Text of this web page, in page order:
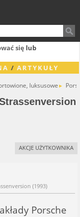
się lub
/ ARTYKUŁY
luksusowe ►
AKCJE UŻYTKOWNIKA
(1993)
Porsche